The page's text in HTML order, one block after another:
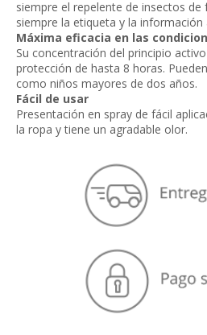
siempre el repelente de insectos de
siempre la etiqueta y la información
Máxima eficacia en las
Su concentración del principio
protección de hasta 8 horas.
como niños mayores de dos años.
Fácil de usar
Presentación en spray de fácil
la ropa y tiene un agradable olor.